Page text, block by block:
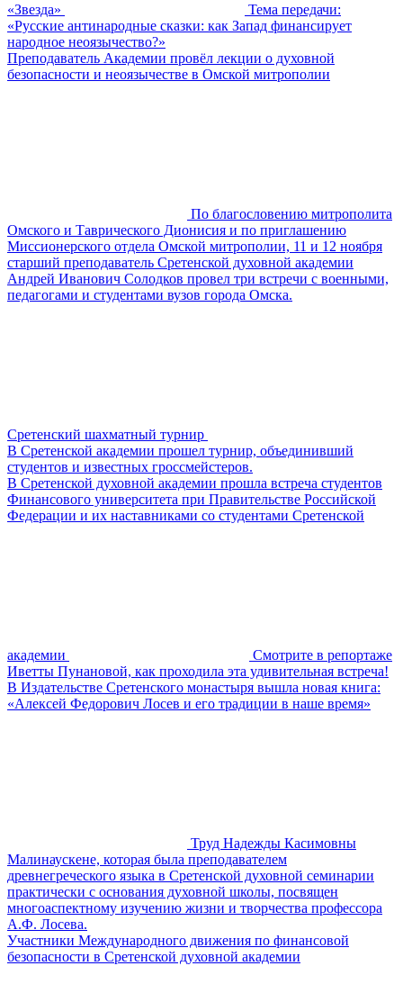
«Звезда»
Тема передачи:
«Русские антинародные сказки: как Запад финансирует
народное неоязычество?»
Преподаватель Академии провёл лекции о духовной
безопасности и неоязычестве в Омской митрополии
По благословению митрополита
Омского и Таврического Дионисия и по приглашению
Миссионерского отдела Омской митрополии, 11 и 12 ноября
старший преподаватель Сретенской духовной академии
Андрей Иванович Солодков провел три встречи с военными,
педагогами и студентами вузов города Омска.
Сретенский шахматный турнир
В Сретенской академии прошел турнир, объединивший
студентов и известных гроссмейстеров.
В Сретенской духовной академии прошла встреча студентов
Финансового университета при Правительстве Российской
Федерации и их наставниками со студентами Сретенской
академии
Смотрите в репортаже
Иветты Пунановой, как проходила эта удивительная встреча!
В Издательстве Сретенского монастыря вышла новая книга:
«Алексей Федорович Лосев и его традиции в наше время»
Труд Надежды Касимовны
Малинаускене, которая была преподавателем
древнегреческого языка в Сретенской духовной семинарии
практически с основания духовной школы, посвящен
многоаспектному изучению жизни и творчества профессора
А.Ф. Лосева.
Участники Международного движения по финансовой
безопасности в Сретенской духовной академии